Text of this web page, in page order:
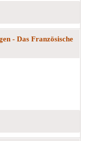
- Das Französische